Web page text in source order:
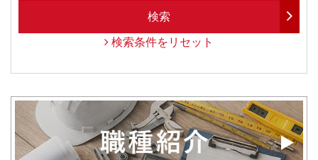
検索
検索条件をリセット